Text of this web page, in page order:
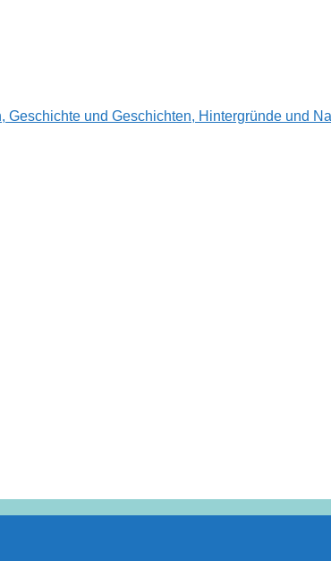
Geschichte und Geschichten, Hintergründe und